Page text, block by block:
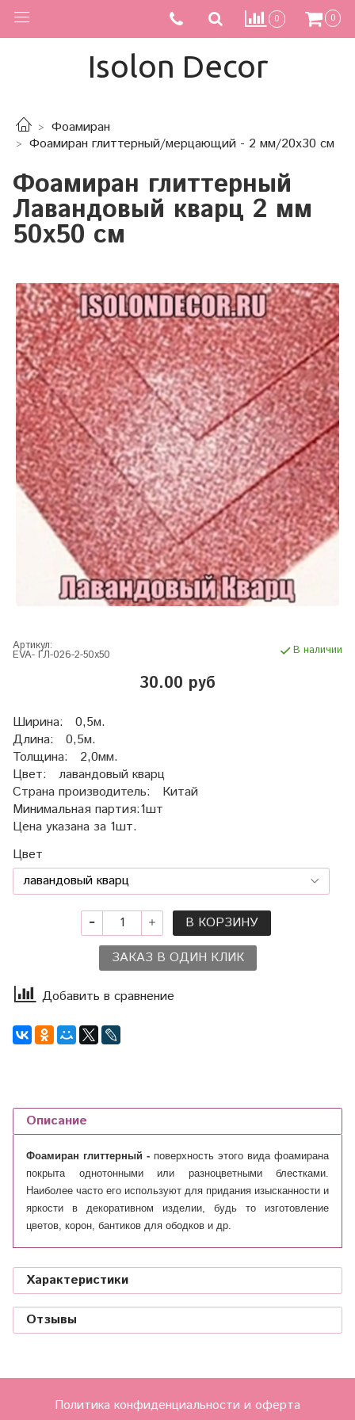
0 0
Isolon Decor
Фоамиран
Фоамиран глиттерный/мерцающий - 2 мм/20х30 см
Фоамиран глиттерный
Лавандовый кварц 2 мм
50х50 см
Артикул:
EVA- ГЛ-026-2-50х50 В наличии
30.00 руб
Ширина: 0,5м.
Длина: 0,5м.
Толщина: 2,0мм.
Цвет: лавандовый кварц
Страна производитель: Китай
Минимальная партия:1шт
Цена указана за 1шт.
Цвет
В КОРЗИНУ
ЗАКАЗ В ОДИН КЛИК
Добавить в сравнение
Описание
Фоамиран глиттерный - поверхность этого вида фоамирана
покрыта однотонными или разноцветными блестками.
Наиболее часто его используют для придания изысканности и
яркости в декоративном изделии, будь то изготовление
цветов, корон, бантиков для ободков и др.
Характеристики
Отзывы
Политика конфиденциальности и оферта